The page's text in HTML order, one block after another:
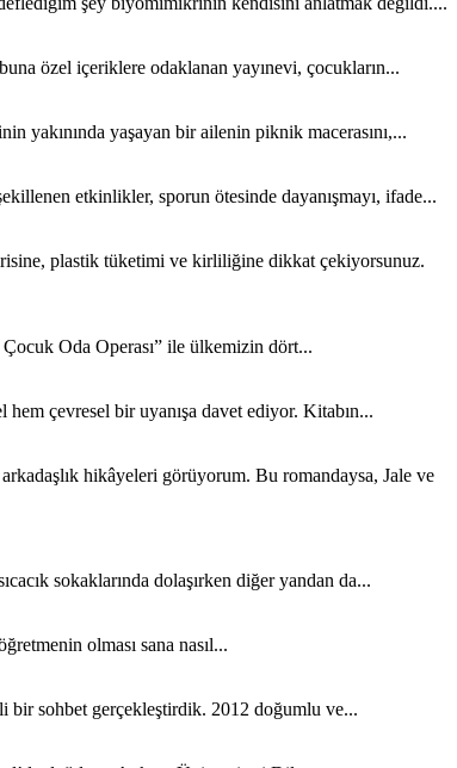
özel içeriklere odaklanan yayınevi, çocukların...
yakınında yaşayan bir ailenin piknik macerasını,...
etkinlikler, sporun ötesinde dayanışmayı, ifade...
plastik tüketimi ve kirliliğine dikkat çekiyorsunuz.
Oda Operası” ile ülkemizin dört...
hem çevresel bir uyanışa davet ediyor. Kitabın...
arkadaşlık hikâyeleri görüyorum. Bu romandaysa, Jale ve
sokaklarında dolaşırken diğer yandan da...
olması sana nasıl...
bir sohbet gerçekleştirdik. 2012 doğumlu ve...